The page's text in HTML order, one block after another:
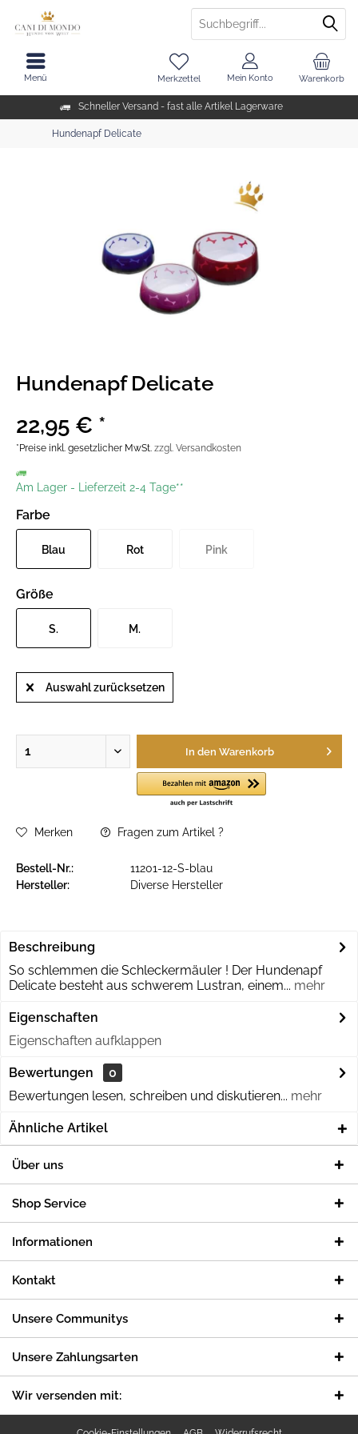
Schneller Versand - fast alle Artikel Lagerware
Warenkorb
Merkzettel Mein Konto
Menü
Hundenapf Delicate
Hundenapf Delicate
22,95 € *
*Preise inkl. gesetzlicher MwSt. zzgl. Versandkosten
Am Lager - Lieferzeit 2-4 Tage**
Farbe
Blau Rot Pink
Größe
S. M.
Auswahl zurücksetzen
In den Warenkorb
Merken Fragen zum Artikel ?
Bestell-Nr.:
11201-12-S-blau
Hersteller:
Diverse Hersteller
Beschreibung
So schlemmen die Schleckermäuler ! Der Hundenapf
Delicate besteht aus schwerem Lustran, einem... mehr
Eigenschaften
Eigenschaften aufklappen
Bewertungen
0
Bewertungen lesen, schreiben und diskutieren... mehr
Ähnliche Artikel
Über uns
Shop Service
Informationen
Kontakt
Unsere Communitys
Unsere Zahlungsarten
Wir versenden mit: